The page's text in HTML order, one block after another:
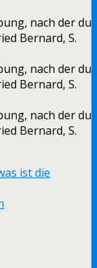
nach der du
Bernard, S.
nach der du
Bernard, S.
nach der du
Bernard, S.
ist die